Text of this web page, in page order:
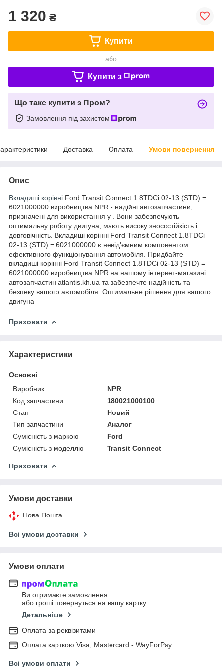
1 320 ₴
Купити
або
Купити з
Що таке купити з Пром?
Замовлення під захистом
Доставка Оплата Умови повернення
Опис
Вкладиші корінні Ford Transit Connect 1.8TDCi 02-13 (STD) =
6021000000 виробництва NPR - надійні автозапчастини,
призначені для використання у . Вони забезпечують
оптимальну роботу двигуна, мають високу зносостійкість і
довговічність. Вкладиші корінні Ford Transit Connect 1.8TDCi
02-13 (STD) = 6021000000 є невід'ємним компонентом
ефективного функціонування автомобіля. Придбайте
вкладиші корінні Ford Transit Connect 1.8TDCi 02-13 (STD) =
6021000000 виробництва NPR на нашому інтернет-магазині
автозапчастин atlantis.kh.ua та забезпечте надійність та
безпеку вашого автомобіля. Оптимальне рішення для вашого
двигуна
Приховати
Характеристики
Основні
Виробник
NPR
Код запчастини
180021000100
Стан
Новий
Тип запчастини
Аналог
Сумісність з маркою
Ford
Сумісність з моделлю
Transit Connect
Приховати
Умови доставки
Нова Пошта
Всі умови доставки
Умови оплати
Ви отримаєте замовлення
або гроші повернуться на вашу картку
Детальніше
Оплата за реквізитами
Оплата карткою Visa, Mastercard - WayForPay
Всі умови оплати